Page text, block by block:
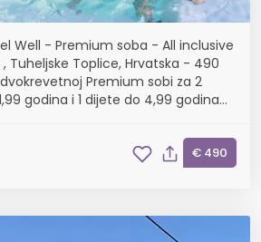
Well - Premium soba - All inclusive
Tuheljske Toplice, Hrvatska - 490
Premium sobi za 2
godina i 1 dijete do 4,99 godina
€ 490